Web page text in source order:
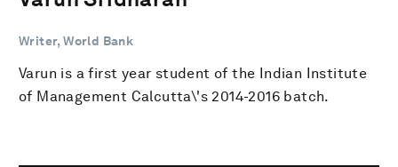
Writer, World Bank
Varun is a first year student of the Indian Institute
of Management Calcutta\'s 2014-2016 batch.